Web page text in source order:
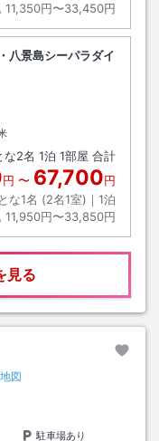
11,350円〜33,450円
八景島シーパラダイ
な2名 1泊 1部屋 合計
円 〜 67,700円
な1名 (2名1室)｜ 1泊
11,950円〜33,850円
見る
地図
駐車場あり